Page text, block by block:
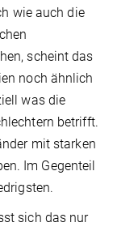
wie auch die
scheint das
noch ähnlich
was die
betrifft.
mit starken
Im Gegenteil
sich das nur